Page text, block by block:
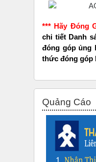
*** Hãy Đóng
chi tiết Danh
đóng góp ủng
thức đóng góp
Quảng Cáo